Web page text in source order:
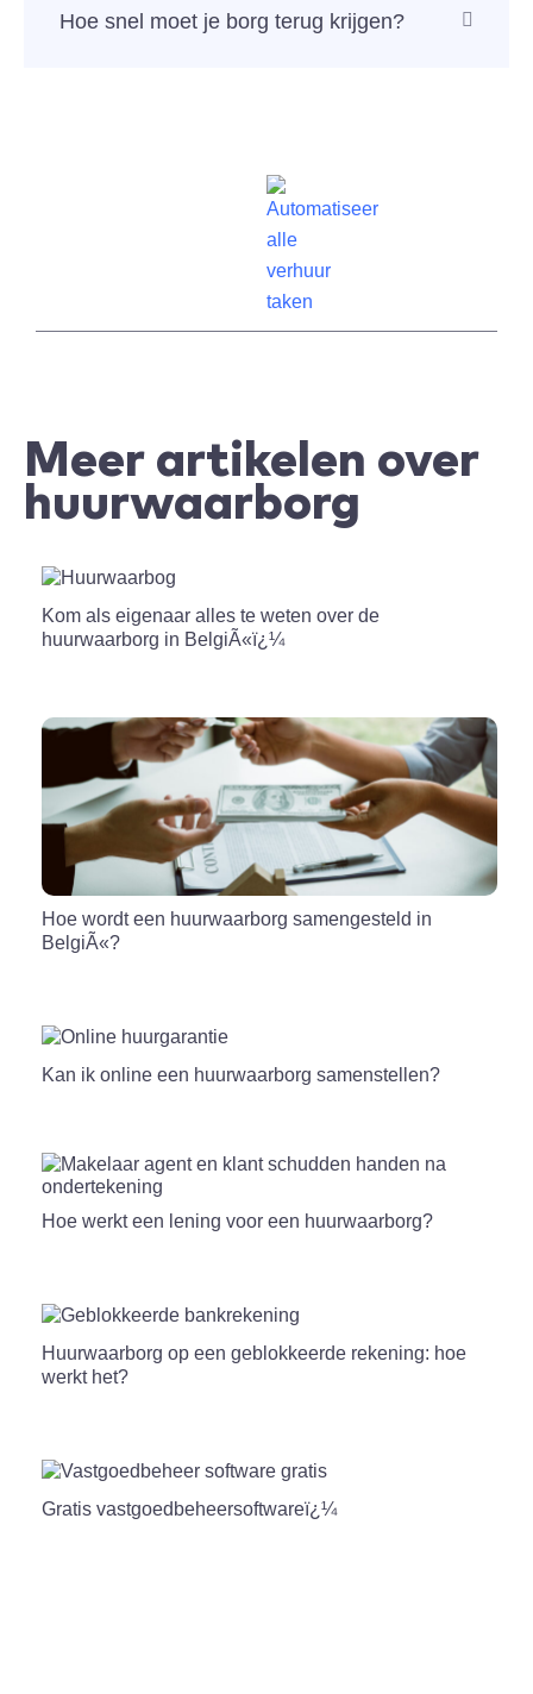
Hoe snel moet je borg terug krijgen?
Meer artikelen over
huurwaarborg
Kom als eigenaar alles te weten over de
huurwaarborg in BelgiÃ«ï¿¼
Hoe wordt een huurwaarborg samengesteld in
BelgiÃ«?
Kan ik online een huurwaarborg samenstellen?
Hoe werkt een lening voor een huurwaarborg?
Huurwaarborg op een geblokkeerde rekening: hoe
werkt het?
Gratis vastgoedbeheersoftwareï¿¼